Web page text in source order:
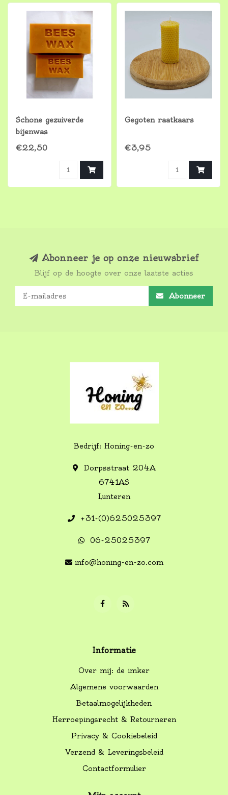
Schone gezuiverde
bijenwas
€22,50
Gegoten raatkaars
€3,95
Abonneer je op onze nieuwsbrief
Blijf op de hoogte over onze laatste acties
Abonneer
Bedrijf: Honing-en-zo
Dorpsstraat 204A
6741AS
Lunteren
+31-(0)625025397
06-25025397
info@honing-en-zo.com
Informatie
Over mij: de imker
Algemene voorwaarden
Betaalmogelijkheden
Herroepingsrecht & Retourneren
Privacy & Cookiebeleid
Verzend & Leveringsbeleid
Contactformulier